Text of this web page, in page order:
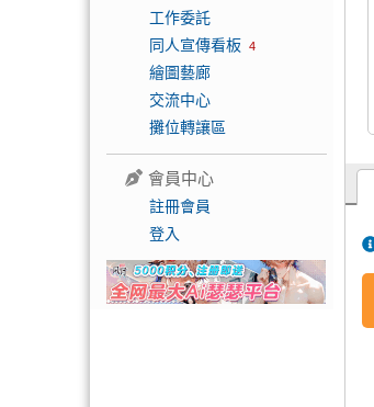
工作委託
同人宣傳看板 4
繪圖藝廊
交流中心
攤位轉讓區
會員中心
註冊會員
登入